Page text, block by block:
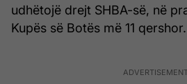
udhëtojë drejt SHBA-së, në
Kupës së Botës më 11 qershor.